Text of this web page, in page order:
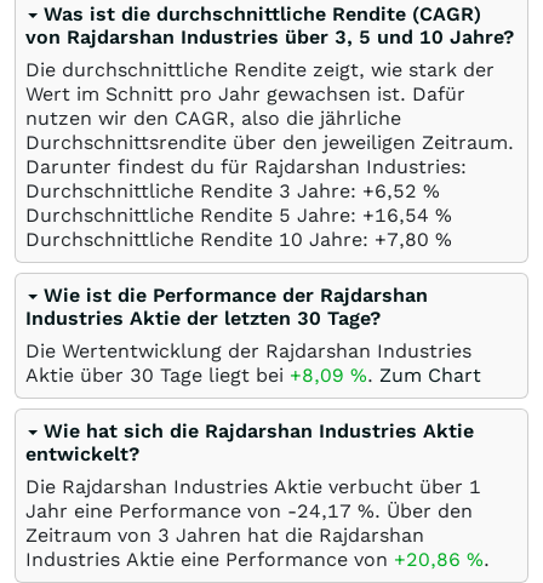
Was ist die durchschnittliche Rendite (CAGR)
von Rajdarshan Industries über 3, 5 und 10 Jahre?
Die durchschnittliche Rendite zeigt, wie stark der
Wert im Schnitt pro Jahr gewachsen ist. Dafür
nutzen wir den CAGR, also die jährliche
Durchschnittsrendite über den jeweiligen Zeitraum.
Darunter findest du für Rajdarshan Industries:
Durchschnittliche Rendite 3 Jahre: +6,52 %
Durchschnittliche Rendite 5 Jahre: +16,54 %
Durchschnittliche Rendite 10 Jahre: +7,80 %
Wie ist die Performance der Rajdarshan
Industries Aktie der letzten 30 Tage?
Die Wertentwicklung der Rajdarshan Industries
Aktie über 30 Tage liegt bei +8,09 %. Zum Chart
Wie hat sich die Rajdarshan Industries Aktie
entwickelt?
Die Rajdarshan Industries Aktie verbucht über 1
Jahr eine Performance von -24,17 %. Über den
Zeitraum von 3 Jahren hat die Rajdarshan
Industries Aktie eine Performance von +20,86 %.